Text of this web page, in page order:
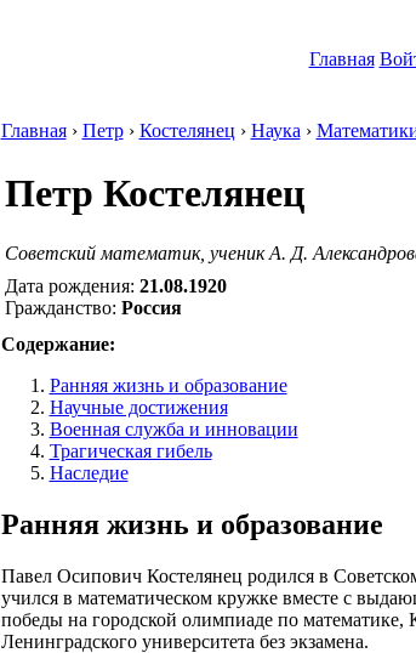
Главная
Главная› Петр› Костелянец › Наука ›
Петр Костелянец
Советский математик, ученик А. Д.
Дата рождения: 21.08.1920
Гражданство: Россия
Содержание:
Ранняя жизнь и образование
Научные достижения
Военная служба и инновации
Трагическая гибель
Наследие
Ранняя жизнь и образование
Павел Осипович Костелянец родился в
учился в математическом кружке вместе с
победы на городской олимпиаде по математике,
Ленинградского университета без экзамена.